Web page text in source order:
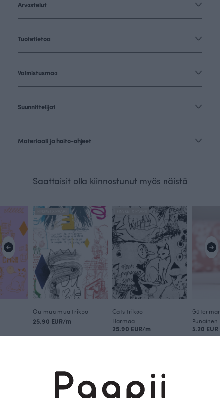
Arvostelut
Tuotetietoa
Valmistusmaa
Suunnittelijat
Materiaali ja hoito-ohjeet
Saattaisit olla kiinnostunut myös näistä
Ou mua mua trikoo
25.90 EUR/m
Cats trikoo
Harmaa
25.90 EUR/m
Punainen
3.20 EUR